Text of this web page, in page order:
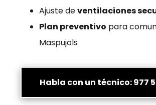
Ajuste deventilaciones
Plan preventivo para
Maspujols
Habla con un técnico: 977